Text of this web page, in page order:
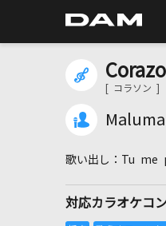
[ コラソン ]
Maluma
Tu me
対応カラオケコ